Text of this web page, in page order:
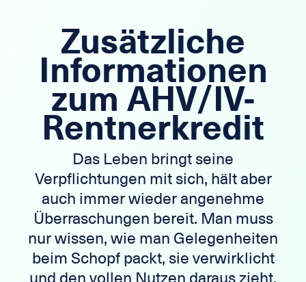
Zusätzliche
Informationen
zum AHV/IV-
Rentnerkredit
Das Leben bringt seine
Verpflichtungen mit sich, hält aber
auch immer wieder angenehme
Überraschungen bereit. Man muss
nur wissen, wie man Gelegenheiten
beim Schopf packt, sie verwirklicht
und den vollen Nutzen daraus zieht.